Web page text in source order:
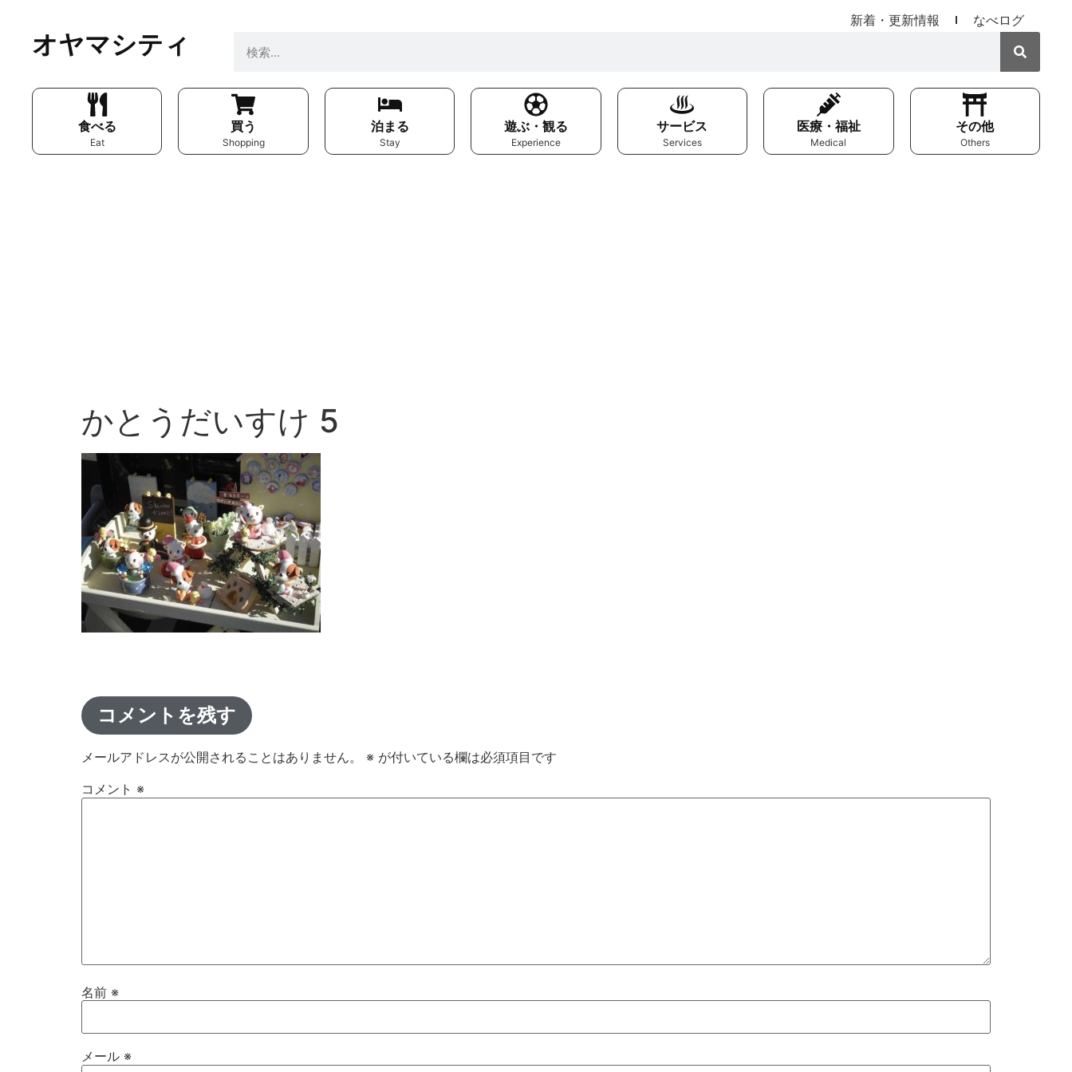
新着・更新情報 なべログ
オヤマシティ
食べる
Eat
買う
Shopping
泊まる
Stay
遊ぶ・観る
Experience
サービス
Services
医療・福祉
Medical
その他
Others
かとうだいすけ 5
コメントを残す
メールアドレスが公開されることはありません。 ※ が付いている欄は必須項目です
コメント ※
名前 ※
メール ※